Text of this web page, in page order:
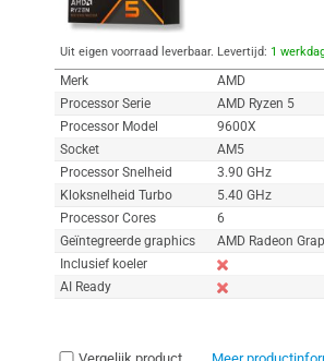
Uit eigen voorraad leverbaar. Levertijd: 1
Merk
AMD
Processor Serie
AMD Ryzen 5
Processor Model
9600X
Socket
AM5
Processor Snelheid
3.90 GHz
Kloksnelheid Turbo
5.40 GHz
Processor Cores
6
Geïntegreerde graphics
AMD Radeon
Inclusief koeler
AI Ready